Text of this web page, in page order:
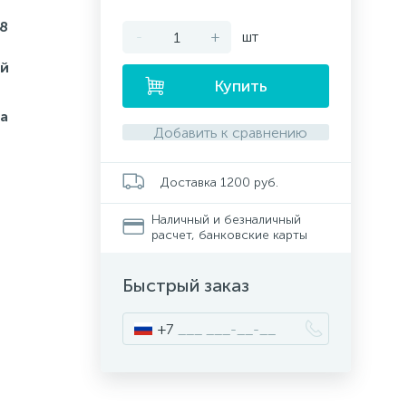
- + шт
Купить
Добавить к сравнению
Доставка 1200 руб.
Наличный и безналичный
расчет, банковские карты
Быстрый заказ
+7